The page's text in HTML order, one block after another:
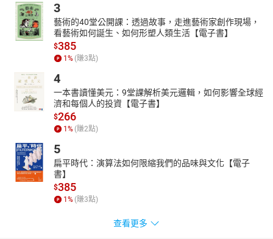
3
藝術的40堂公開課：透過故事，走進藝術家創作現場，
看藝術如何誕生、如何形塑人類生活【電子書】
$385
1 % (賺3點)
4
一本書讀懂美元：9堂課解析美元邏輯，如何影響全球經
濟和每個人的投資【電子書】
$266
1 % (賺2點)
5
扁平時代：演算法如何限縮我們的品味與文化【電子
書】
$385
1 % (賺3點)
查看更多